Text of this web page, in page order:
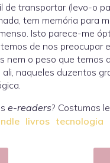
de transportar (levo-o
tem memória para
Isto parece-me
de nos preocupar
nem o peso que temos
naqueles duzentos
e-readers? Costumas
livros tecnologia